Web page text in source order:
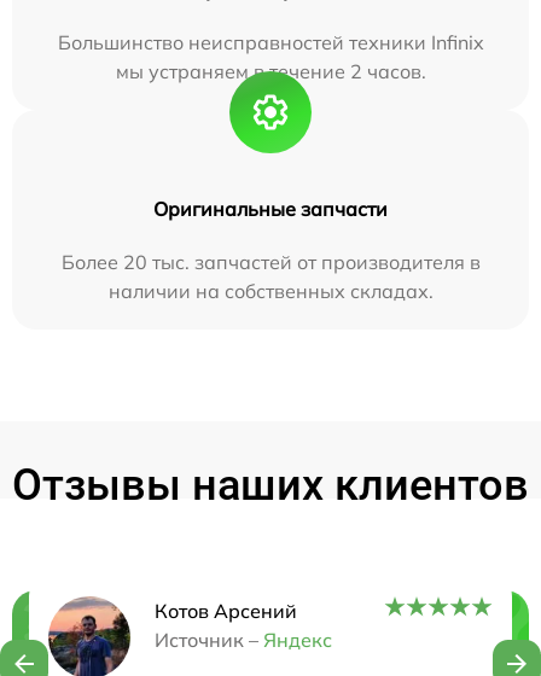
Большинство неисправностей техники Infinix
мы устраняем в течение 2 часов.
Оригинальные запчасти
Более 20 тыс. запчастей от производителя в
наличии на собственных складах.
Отзывы наших клиентов
Котов Арсений
Источник – Яндекс
Нужна консультация?